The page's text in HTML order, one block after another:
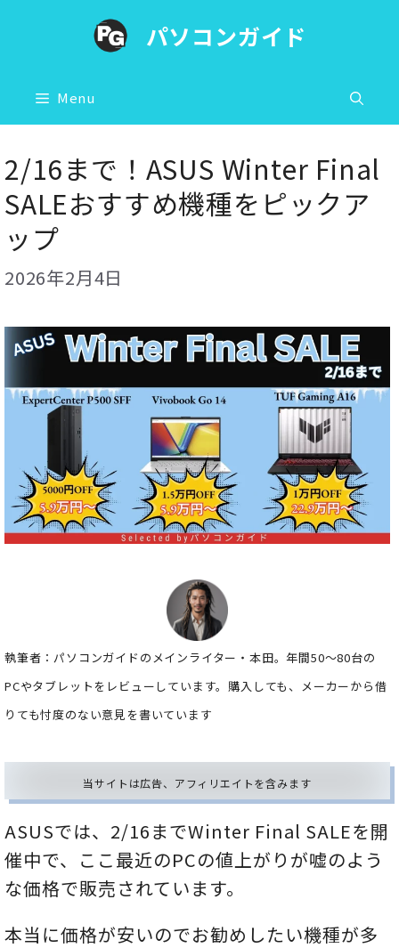
ツ
へ
ス
キ
ッ
プ
パソコンガイド
Menu
2/16まで！ASUS Winter Final
SALEおすすめ機種をピックア
ップ
2026年2月4日
執筆者：パソコンガイドのメインライター・本田。年間50～80台の
PCやタブレットをレビューしています。購入しても、メーカーから借
りても忖度のない意見を書いています
当サイトは広告、アフィリエイトを含みます
ASUSでは、2/16までWinter Final SALEを開
催中で、ここ最近のPCの値上がりが嘘のよう
な価格で販売されています。
本当に価格が安いのでお勧めしたい機種が多